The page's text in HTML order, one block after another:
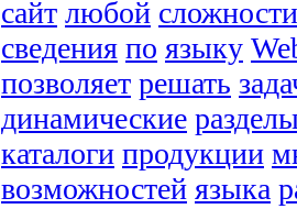
сайт любой сложности
сведения по языку
позволяет решать
динамические
каталоги продукции
возможностей языка